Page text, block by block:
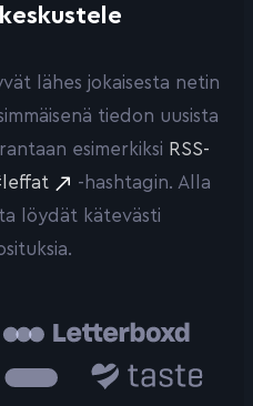
keskustele
lähes jokaisesta netin
tiedon uusista
esimerkiksi RSS-
-hashtagin. Alla
löydät kätevästi